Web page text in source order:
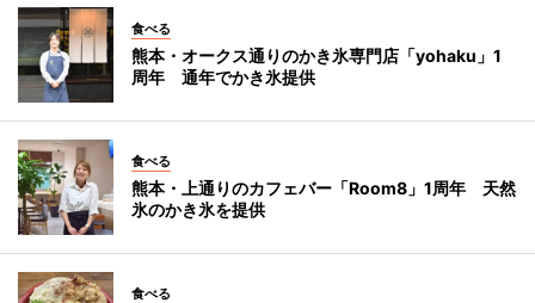
食べる
熊本・オークス通りのかき氷専門店「yohaku」1
周年 通年でかき氷提供
食べる
熊本・上通りのカフェバー「Room8」1周年 天然
氷のかき氷を提供
食べる